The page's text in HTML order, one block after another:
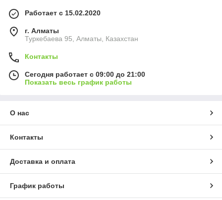
Работает с 15.02.2020
г. Алматы
Туркебаева 95, Алматы, Казахстан
Контакты
Сегодня работает с 09:00 до 21:00
Показать весь график работы
О нас
Контакты
Доставка и оплата
График работы